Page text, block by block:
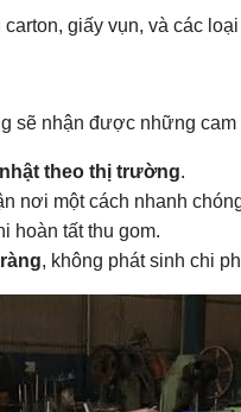
giấy vụn, và các
sẽ nhận được những cam
theo thị trường.
nơi một cách nhanh
hoàn tất thu gom.
, không phát sinh chi